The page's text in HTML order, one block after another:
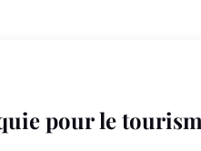
pour le